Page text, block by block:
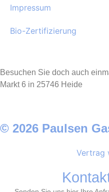
Impressum
Bio-Zertifizierung
Besuchen Sie doch auch
Markt 6 in 25746 Heide
© 2026 Paulsen
Vertrag